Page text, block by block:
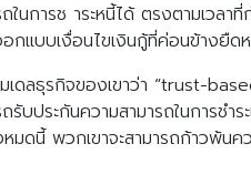
นการช าระหนี้ได้ ตรงตามเวล
แบบเงื่อนไขเงินกู้ที่ค่อนข้างยื
ลธุรกิจของเขาว่า “trust-
บประกันความสามารถในการช
นี้ พวกเขาจะสามารถก้าวพ้นค